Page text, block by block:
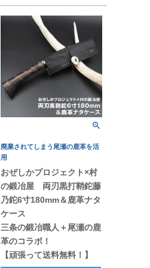
廃棄されてしまう尾瀬の鹿革を活
用
おぜしかプロジェクト×村
の鍛冶屋 両刃黒打鞘鉈藤
乃鉈6寸180mm＆鹿革ナタ
ケース
三条の鍛冶職人＋尾瀬の鹿
革のコラボ！
【頑張って送料無料！】